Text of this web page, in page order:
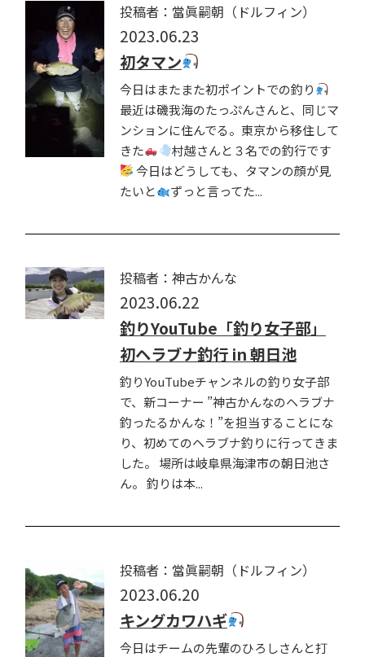
投稿者：當眞嗣朝（ドルフィン）
2023.06.23
初タマン
今日はまたまた初ポイントでの釣り
最近は磯我海のたっぷんさんと、同じマ
ンションに住んでる。東京から移住して
きた
村越さんと３名での釣行です
今日はどうしても、タマンの顔が見
たいと
ずっと言ってた...
投稿者：神古かんな
2023.06.22
釣りYouTube「釣り女子部」
初ヘラブナ釣行 in 朝日池
釣りYouTubeチャンネルの釣り女子部
で、新コーナー ”神古かんなのヘラブナ
釣ったるかんな！”を担当することにな
り、初めてのヘラブナ釣りに行ってきま
した。 場所は岐阜県海津市の朝日池さ
ん。 釣りは本...
投稿者：當眞嗣朝（ドルフィン）
2023.06.20
キングカワハギ
今日はチームの先輩のひろしさんと打